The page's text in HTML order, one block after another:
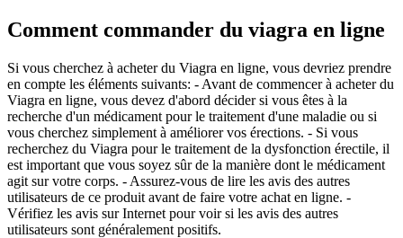
Comment commander du viagra en ligne
Si vous cherchez à acheter du Viagra en ligne, vous devriez prendre
en compte les éléments suivants: - Avant de commencer à acheter du
Viagra en ligne, vous devez d'abord décider si vous êtes à la
recherche d'un médicament pour le traitement d'une maladie ou si
vous cherchez simplement à améliorer vos érections. - Si vous
recherchez du Viagra pour le traitement de la dysfonction érectile, il
est important que vous soyez sûr de la manière dont le médicament
agit sur votre corps. - Assurez-vous de lire les avis des autres
utilisateurs de ce produit avant de faire votre achat en ligne. -
Vérifiez les avis sur Internet pour voir si les avis des autres
utilisateurs sont généralement positifs.